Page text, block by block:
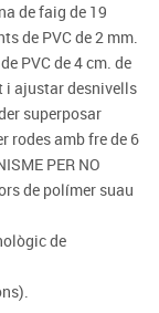
de faig de 19
de PVC de 2 mm.
PVC de 4 cm. de
i ajustar desnivells
superposar
rodes amb fre de 6
PER NO
de polímer suau
de